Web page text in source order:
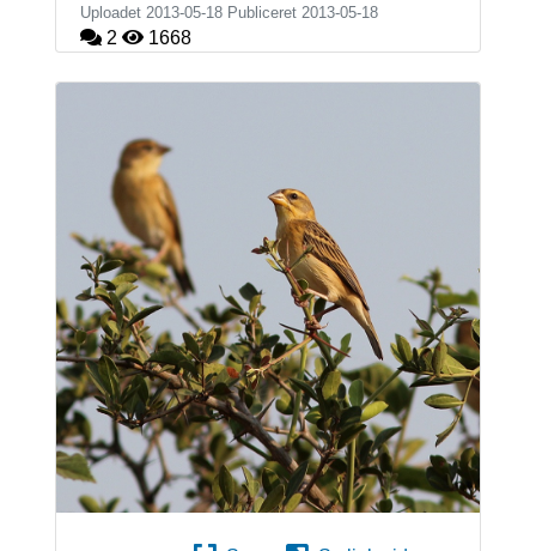
Uploadet 2013-05-18 Publiceret 2013-05-18
2 1668